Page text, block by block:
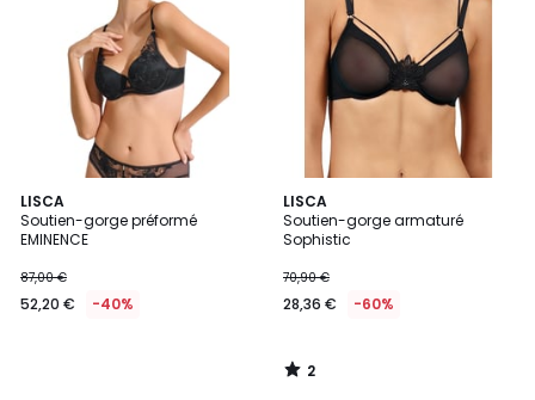
LISCA
Soutien-gorge préformé
EMINENCE
87,00 €
52,20 € -40%
LISCA
Soutien-gorge armaturé
Sophistic
70,90 €
28,36 € -60%
2
/
5
2
/